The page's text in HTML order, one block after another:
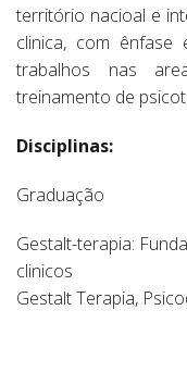
território nacioal e
clinica, com ênfase
trabalhos nas
treinamento de
Disciplinas:
Graduação
Gestalt-terapia:
clinicos
Gestalt Terapia,